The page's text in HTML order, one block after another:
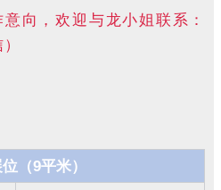
向，欢迎与龙小姐联系：
（9平米）